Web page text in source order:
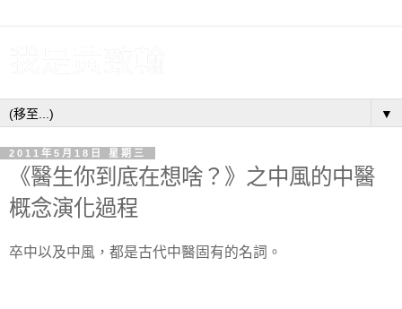
▼
2011年5月18日 星期三
《醫生你到底在想啥？》之中風的中醫
概念演化過程
卒中以及中風，都是古代中醫固有的名詞。